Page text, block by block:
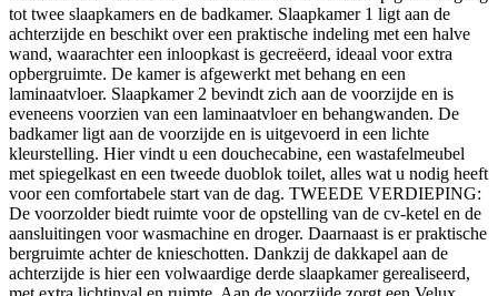
tot twee slaapkamers en de badkamer. Slaapkamer 1 ligt aan de
achterzijde en beschikt over een praktische indeling met een halve
wand, waarachter een inloopkast is gecreëerd, ideaal voor extra
opbergruimte. De kamer is afgewerkt met behang en een
laminaatvloer. Slaapkamer 2 bevindt zich aan de voorzijde en is
eveneens voorzien van een laminaatvloer en behangwanden. De
badkamer ligt aan de voorzijde en is uitgevoerd in een lichte
kleurstelling. Hier vindt u een douchecabine, een wastafelmeubel
met spiegelkast en een tweede duoblok toilet, alles wat u nodig heeft
voor een comfortabele start van de dag. TWEEDE VERDIEPING:
De voorzolder biedt ruimte voor de opstelling van de cv-ketel en de
aansluitingen voor wasmachine en droger. Daarnaast is er praktische
bergruimte achter de knieschotten. Dankzij de dakkapel aan de
achterzijde is hier een volwaardige derde slaapkamer gerealiseerd,